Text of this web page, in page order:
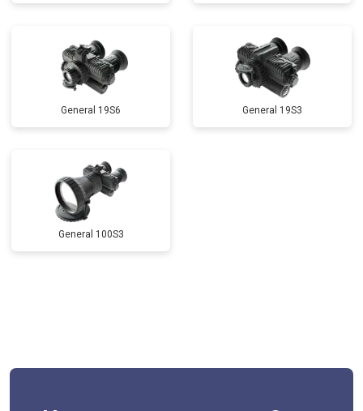
General 19S6 General 19S3
General 100S3